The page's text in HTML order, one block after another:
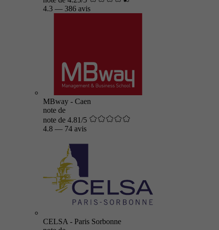
4.3 — 386 avis
MBway - Caen
note de
note de 4.81/5
4.8 — 74 avis
CELSA - Paris Sorbonne